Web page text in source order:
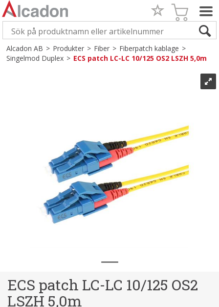
Alcadon AB>Produkter>Fiber>Fiberpatch kablage>
Singelmod Duplex>ECS patch LC-LC 10/125 OS2 LSZH 5,0m
ECS patch LC-LC 10/125 OS2
LSZH 5,0m